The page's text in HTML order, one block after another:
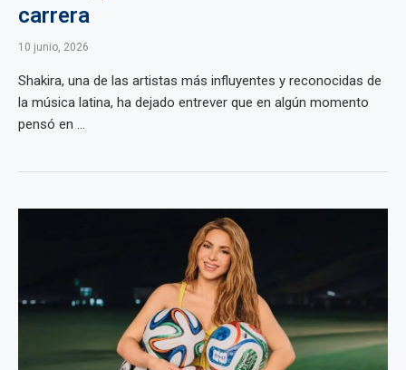
carrera
10 junio, 2026
Shakira, una de las artistas más influyentes y reconocidas de
la música latina, ha dejado entrever que en algún momento
pensó en ...